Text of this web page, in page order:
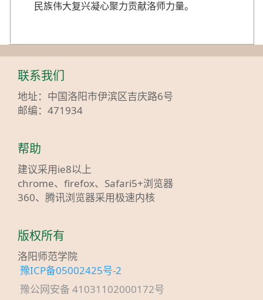
民族伟大复兴凝心聚力贡献洛师力量。
联系我们
地址：中国洛阳市伊滨区吉庆路6号
邮编：471934
帮助
建议采用ie8以上
chrome、firefox、Safari5+浏览器
360、腾讯浏览器采用极速内核
版权所有
洛阳师范学院
豫ICP备05002425号-2
豫公网安备 41031102000172号